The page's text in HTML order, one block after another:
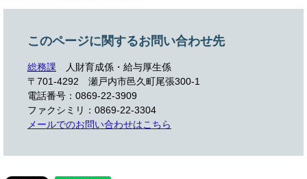
このページに関するお問い合わせ先
総務課
人財育成係・給与厚生係
〒701-4292
瀬戸内市邑久町尾張300-1
電話番号：0869-22-3909
ファクシミリ：0869-22-3304
メールでのお問い合わせはこちら